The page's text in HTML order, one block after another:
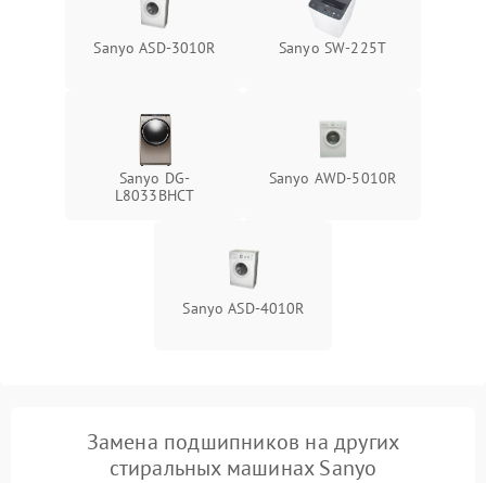
Sanyo ASD-3010R Sanyo SW-225T
Sanyo DG-
L8033BHCT
Sanyo AWD-5010R
Sanyo ASD-4010R
Замена подшипников на других
стиральных машинах Sanyo